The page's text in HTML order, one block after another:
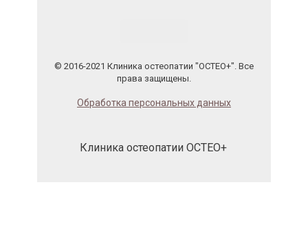
© 2016-2021 Клиника остеопатии "ОСТЕО+". Все
права защищены.
Обработка персональных данных
Клиника остеопатии ОСТЕО+